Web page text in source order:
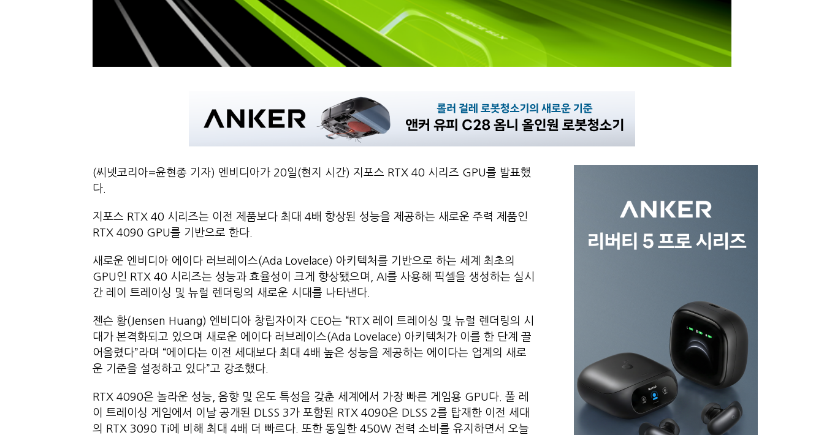
(씨넷코리아=윤현종 기자) 엔비디아가 20일(현지 시간) 지포스 RTX 40 시리즈 GPU를 발표했
다.
지포스 RTX 40 시리즈는 이전 제품보다 최대 4배 향상된 성능을 제공하는 새로운 주력 제품인
RTX 4090 GPU를 기반으로 한다.
새로운 엔비디아 에이다 러브레이스(Ada Lovelace) 아키텍처를 기반으로 하는 세계 최초의
GPU인 RTX 40 시리즈는 성능과 효율성이 크게 향상됐으며, AI를 사용해 픽셀을 생성하는 실시
간 레이 트레이싱 및 뉴럴 렌더링의 새로운 시대를 나타낸다.
젠슨 황(Jensen Huang) 엔비디아 창립자이자 CEO는 “RTX 레이 트레이싱 및 뉴럴 렌더링의 시
대가 본격화되고 있으며 새로운 에이다 러브레이스(Ada Lovelace) 아키텍처가 이를 한 단계 끌
어올렸다”라며 “에이다는 이전 세대보다 최대 4배 높은 성능을 제공하는 에이다는 업계의 새로
운 기준을 설정하고 있다”고 강조했다.
RTX 4090은 놀라운 성능, 음향 및 온도 특성을 갖춘 세계에서 가장 빠른 게임용 GPU다. 풀 레
이 트레이싱 게임에서 이날 공개된 DLSS 3가 포함된 RTX 4090은 DLSS 2를 탑재한 이전 세대
의 RTX 3090 Ti에 비해 최대 4배 더 빠르다. 또한 동일한 450W 전력 소비를 유지하면서 오늘